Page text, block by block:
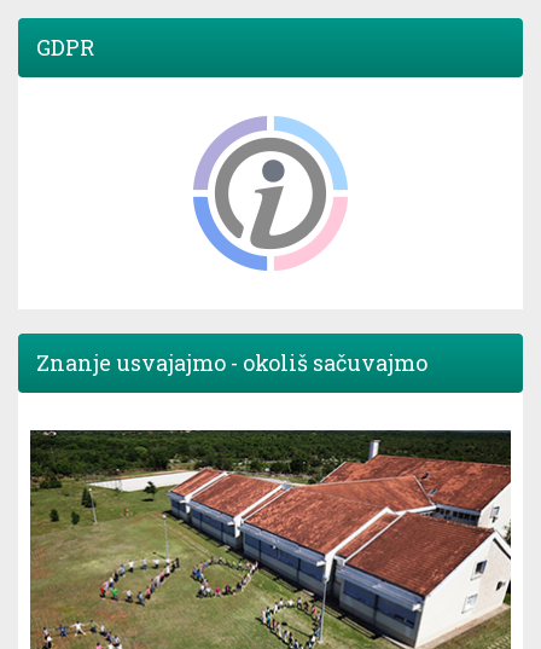
GDPR
Znanje usvajajmo - okoliš sačuvajmo